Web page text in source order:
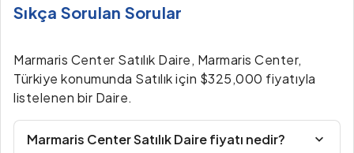
Sıkça Sorulan Sorular
Marmaris Center Satılık Daire, Marmaris Center,
Türkiye konumunda Satılık için $325,000 fiyatıyla
listelenen bir Daire.
Marmaris Center Satılık Daire fiyatı nedir?